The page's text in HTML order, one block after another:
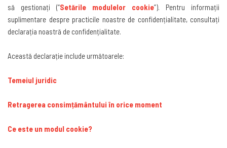
să gestionați (“Setările modulelor cookie”). Pentru informații
suplimentare despre practicile noastre de confidențialitate, consultați
declarația noastră de confidențialitate.
Această declarație include următoarele:
Temeiul juridic
Retragerea consimțământului în orice moment
Ce este un modul cookie?